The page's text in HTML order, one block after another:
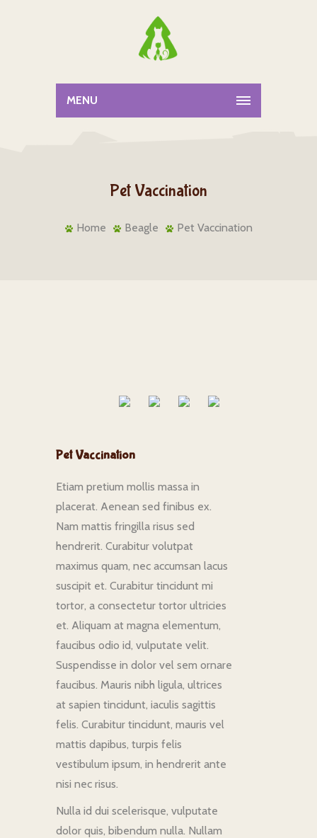
MENU
Pet Vaccination
Home Beagle Pet Vaccination
Pet Vaccination
Etiam pretium mollis massa in
placerat. Aenean sed finibus ex.
Nam mattis fringilla risus sed
hendrerit. Curabitur volutpat
maximus quam, nec accumsan lacus
suscipit et. Curabitur tincidunt mi
tortor, a consectetur tortor ultricies
et. Aliquam at magna elementum,
faucibus odio id, vulputate velit.
Suspendisse in dolor vel sem ornare
faucibus. Mauris nibh ligula, ultrices
at sapien tincidunt, iaculis sagittis
felis. Curabitur tincidunt, mauris vel
mattis dapibus, turpis felis
vestibulum ipsum, in hendrerit ante
nisi nec risus.
Nulla id dui scelerisque, vulputate
dolor quis, bibendum nulla. Nullam